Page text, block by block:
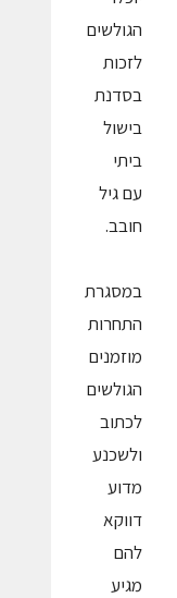
הגולשים
לזכות
בסדנת
בישול
ביתי
עם גיל
חובב.
במסגרת
התחרות
מוזמנים
הגולשים
לכתוב
ולשכנע
מדוע
דווקא
להם
מגיע